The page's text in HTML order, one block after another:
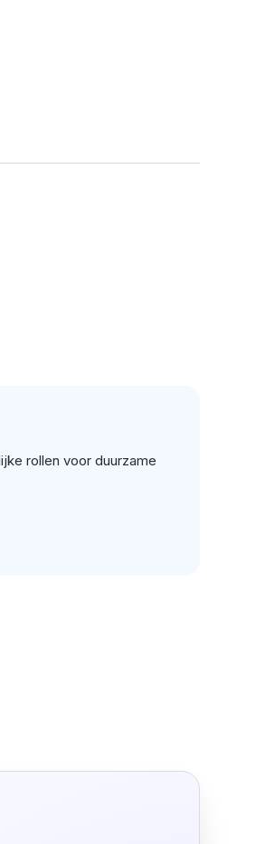
rollen voor duurzame